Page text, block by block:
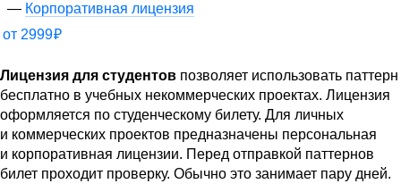
Корпоративная лицензия
от 2999₽
Лицензия для студентов позволяет использовать паттерн
бесплатно в учебных некоммерческих проектах. Лицензия
оформляется по студенческому билету. Для личных
и коммерческих проектов предназначены персональная
и корпоративная лицензии. Перед отправкой паттернов
билет проходит проверку. Обычно это занимает пару дней.